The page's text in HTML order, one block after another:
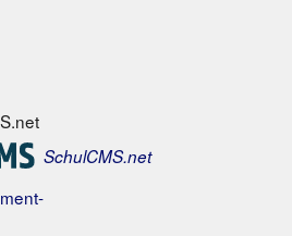
SchulCMS.net